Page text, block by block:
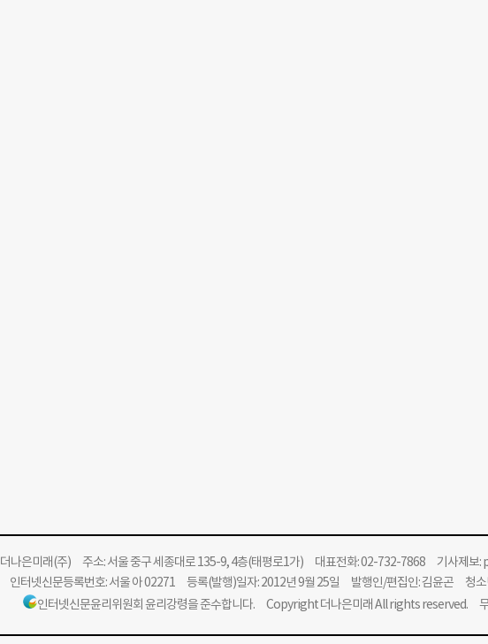
더나은미래(주)주소: 서울 중구 세종대로 135-9, 4층(태평로1가) 대표전화: 02-732-7868 기사제보:
인터넷신문등록번호: 서울 아 02271 등록(발행)일자: 2012년 9월 25일 발행인/편집인: 김윤곤 청소
인터넷신문윤리위원회 윤리강령을 준수합니다. Copyright 더나은미래 All rights reserved. 무